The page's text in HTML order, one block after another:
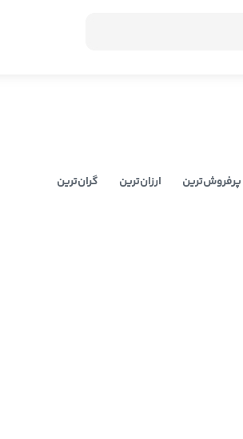
پرفروش‌ترین ارزان‌ترین گران‌ترین